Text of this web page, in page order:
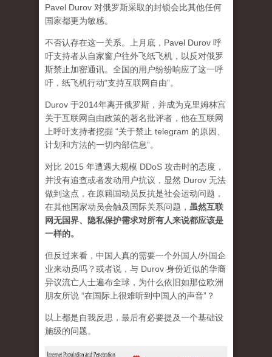
Pavel Durov 对俄罗斯采取的封锁会比其他任何
国家都更为敏感。
不否认存在这一关系。上月底，Pavel Durov 呼
吁支持者从自家窗户往外飞纸飞机，以反对俄罗
斯禁止加密通讯。全国的用户纷纷响应了这一呼
吁，纸飞机行动“支持互联网自由”。
Durov 于2014年离开俄罗斯，并成为克里姆林宫
关于互联网自由政策的著名批评者，他在互联网
上呼吁支持者挖掘 “关于禁止 telegram 的原因、
计划和方法的一切内部信息”。
对比 2015 年遭遇大规模 DDoS 攻击时的态度，
并没有追查或者发动用户抗议，显然 Durov 无法
做到这点，在原籍国动员反抗是社会运动问题，
在其他国家动员会触及国际关系问题， 虽然互联
网无国界、隐私保护需求对所有人来说都应该是
一样的。
但反过来看，中国人真的需要一个外国人/外国企
业来动员吗？或者说，与 Durov 身份近似的华裔
异议流亡人士遍布全球，为什么依旧如那位欧洲
朋友所说 “在国际上很难听到中国人的声音”？
以上都是自我反思，最后有必要提及一个基础设
施级的问题。